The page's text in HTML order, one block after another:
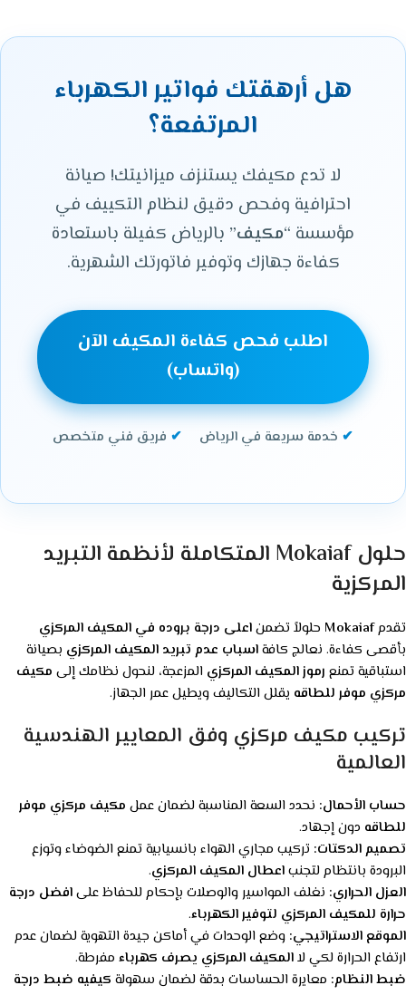
هل أرهقتك فواتير الكهرباء
المرتفعة؟
لا تدع مكيفك يستنزف ميزانيتك! صيانة
احترافية وفحص دقيق لنظام التكييف في
مؤسسة “مكيف” بالرياض كفيلة باستعادة
كفاءة جهازك وتوفير فاتورتك الشهرية.
اطلب فحص كفاءة المكيف الآن
(واتساب)
✔ خدمة سريعة في الرياض ✔ فريق فني متخصص
حلول Mokaiaf المتكاملة لأنظمة التبريد
المركزية
تقدمMokaiaf حلولاً تضمناعلى درجة بروده في المكيف المركزي
بأقصى كفاءة. نعالج كافةاسباب عدم تبريد المكيف المركزي بصيانة
استباقية تمنع رموز المكيف المركزي المزعجة، لنحول نظامك إلى مكيف
مركزي موفر للطاقه يقلل التكاليف ويطيل عمر الجهاز.
تركيب مكيف مركزي وفق المعايير الهندسية
العالمية
حساب الأحمال: نحدد السعة المناسبة لضمان عمل مكيف مركزي موفر
للطاقه دون إجهاد.
تصميم الدكتات: تركيب مجاري الهواء بانسيابية تمنع الضوضاء وتوزع
البرودة بانتظام لتجنباعطال المكيف المركزي.
العزل الحراري: نغلف المواسير والوصلات بإحكام للحفاظ علىافضل درجة
حرارة للمكيف المركزي لتوفير الكهرباء.
الموقع الاستراتيجي: وضع الوحدات في أماكن جيدة التهوية لضمان عدم
ارتفاع الحرارة لكي لاالمكيف المركزي يصرف كهرباء مفرطة.
ضبط النظام: معايرة الحساسات بدقة لضمان سهولة كيفيه ضبط درجة